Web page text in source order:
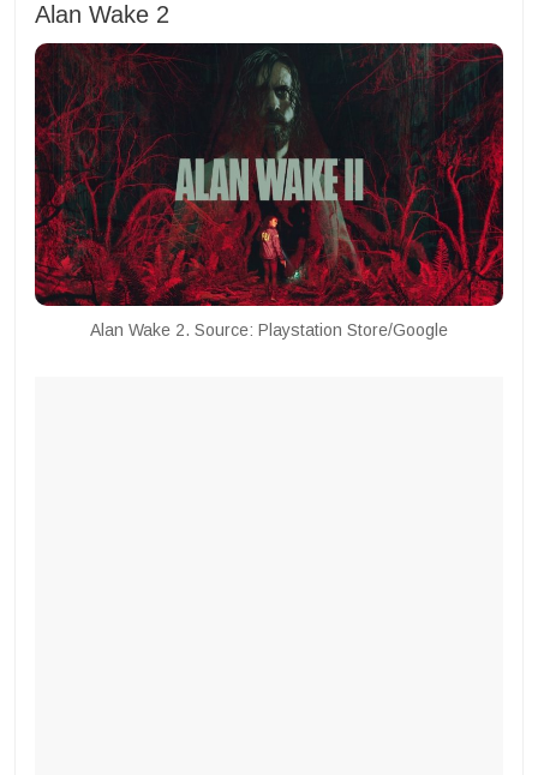
Alan Wake 2
Alan Wake 2. Source: Playstation Store/Google